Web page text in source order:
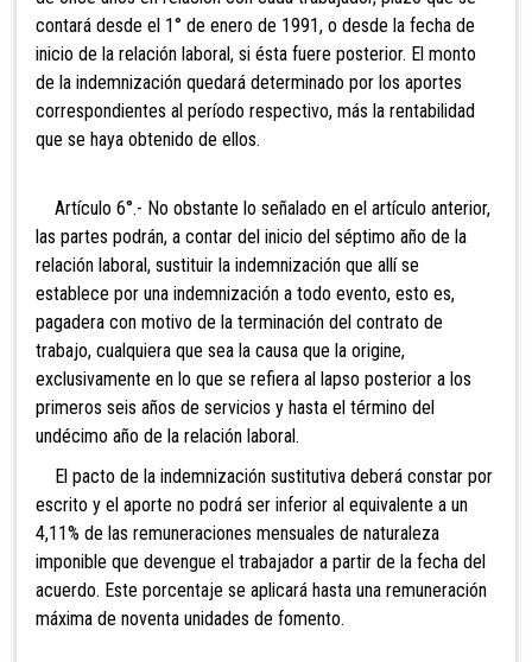
contará desde el 1° de enero de 1991, o desde la fecha de
inicio de la relación laboral, si ésta fuere posterior. El monto
de la indemnización quedará determinado por los aportes
correspondientes al período respectivo, más la rentabilidad
que se haya obtenido de ellos.
Artículo 6°.- No obstante lo señalado en el artículo anterior,
las partes podrán, a contar del inicio del séptimo año de la
relación laboral, sustituir la indemnización que allí se
establece por una indemnización a todo evento, esto es,
pagadera con motivo de la terminación del contrato de
trabajo, cualquiera que sea la causa que la origine,
exclusivamente en lo que se refiera al lapso posterior a los
primeros seis años de servicios y hasta el término del
undécimo año de la relación laboral.
El pacto de la indemnización sustitutiva deberá constar por
escrito y el aporte no podrá ser inferior al equivalente a un
4,11% de las remuneraciones mensuales de naturaleza
imponible que devengue el trabajador a partir de la fecha del
acuerdo. Este porcentaje se aplicará hasta una remuneración
máxima de noventa unidades de fomento.